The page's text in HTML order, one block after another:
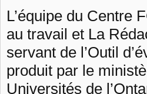
L’équipe du Centre
au travail et La
servant de l’Outil
produit par le
Universités de